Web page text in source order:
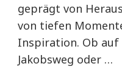
geprägt von
von tiefen
Inspiration. Ob
Jakobsweg oder …